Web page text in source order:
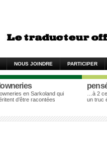
NOUS JOINDRE PARTICIPER
en Sarkoland qui
d’être racontées
…à 2
un truc